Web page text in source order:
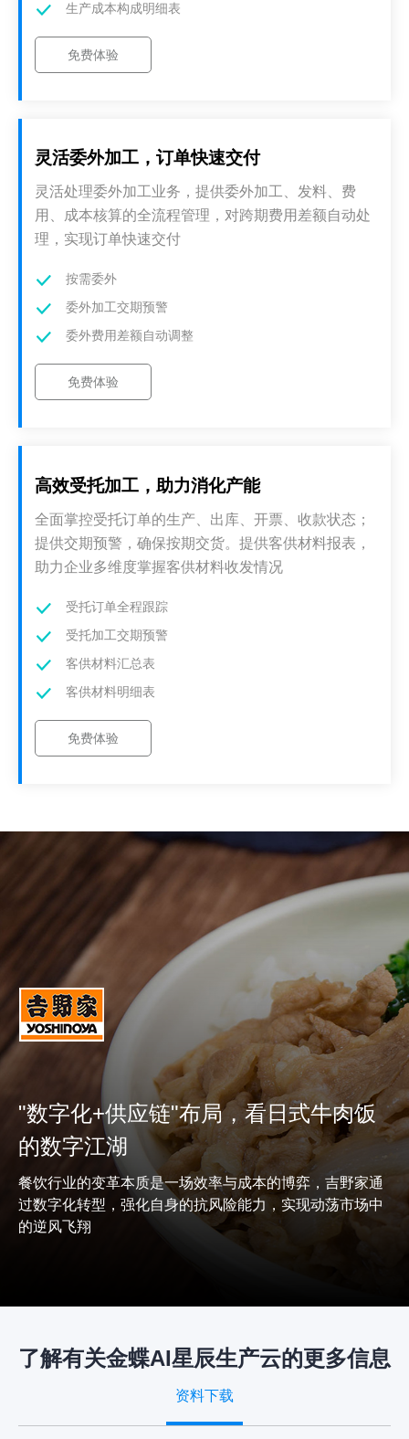
生产成本构成明细表
免费体验
灵活委外加工，订单快速交付
灵活处理委外加工业务，提供委外加工、发料、费
用、成本核算的全流程管理，对跨期费用差额自动处
理，实现订单快速交付
按需委外
委外加工交期预警
委外费用差额自动调整
免费体验
高效受托加工，助力消化产能
全面掌控受托订单的生产、出库、开票、收款状态；
提供交期预警，确保按期交货。提供客供材料报表，
助力企业多维度掌握客供材料收发情况
受托订单全程跟踪
受托加工交期预警
客供材料汇总表
客供材料明细表
免费体验
"数字化+供应链"布局，看日式牛肉饭
的数字江湖
餐饮行业的变革本质是一场效率与成本的博弈，吉野家通
过数字化转型，强化自身的抗风险能力，实现动荡市场中
的逆风飞翔
了解有关金蝶AI星辰生产云的更多信息
资料下载